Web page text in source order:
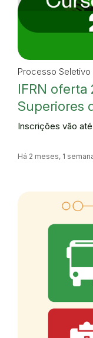
Processo Seletivo
IFRN oferta
Superiores
Inscrições vão
Há 2 meses, 1